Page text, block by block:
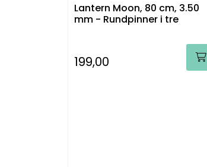
Lantern Moon, 80 cm, 3.50
mm - Rundpinner i tre
199,00